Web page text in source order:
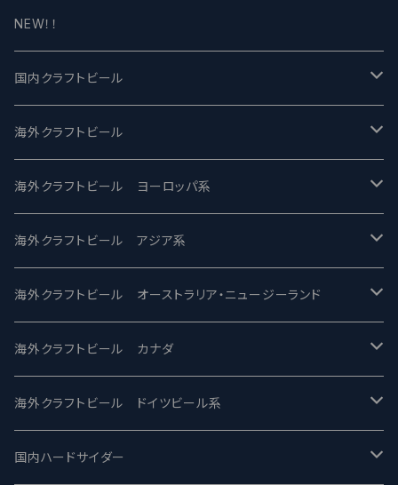
NEW！！
国内クラフトビール
UCHU BREWING -うちゅうブルーイング
バテレ -VERTERE
2nd Story Ale Works -セカンドストーリー
ビアへるん - Beer Hearn
忽布古丹醸造 - HOP KOTAN
ワイマーケットブルーイング Y.Market Brewing
志賀高原ビール - SIGAKOGEN
海外クラフトビール
Modern Times モダンタイムズ
Maui マウイ
Toppling Goliath トップリンゴライアス
Fair State フェアステイト
Lagunitas ラグニタス
FirestoneWalker ファイアストーン
海外クラフトビール ヨーロッパ系
UnBarred -アンバード
SAIREN /サイレン
ワイルドチャイルド - Wilde Child
BrewDog Brewery - ブリュードッグ
The Flying Inn / ザ フライイング イン
海外クラフトビール アジア系
gweilo-鬼佬 グウァイロ
Heart Of Darkness - ハートオブダークネス
Carbon brews -カーボン
TAIHU - タイフー
海外クラフトビール オーストラリア・ニュージーランド
ROCKY RIDGE - ロッキーリッジ
BODRIGGY BREWING ボッドリッジー
CO-CONSPIRATORS コ・コンスピレーターズ
海外クラフトビール カナダ
Jackie O's ジャッキーオーズ
Westbrook ウェストブルック
海外クラフトビール ドイツビール系
Karmeliten カーメリテン
国内ハードサイダー